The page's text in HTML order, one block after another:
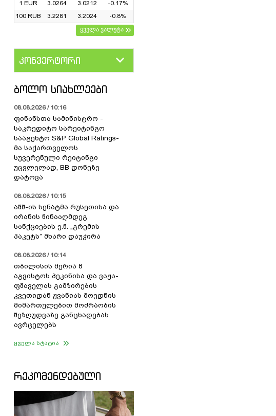
1 EUR
3.0264 3.0212
-0.17%
100 RUB
3.2281 3.2024
-0.8%
ყველა ვალუტა
კონვერტორი
ᲑᲝᲚᲝ ᲡᲘᲐᲮᲚᲔᲔᲑᲘ
08.08.2026 / 10:16
ფინანსთა სამინისტრო -
საკრედიტო სარეიტინგო
სააგენტო S&P Global Ratings-
მა საქართველოს
სუვერენული რეიტინგი
უცვლელად, BB დონეზე
დატოვა
08.08.2026 / 10:15
აშშ-ის სენატმა რუსეთისა და
ირანის წინააღმდეგ
სანქციების ე.წ. „გრემის
პაკეტს” მხარი დაუჭირა
08.08.2026 / 10:14
თბილისის მერია 8
აგვისტოს პეკინისა და ვაჟა-
ფშაველას გამზირების
კვეთიდან ჟვანიას მოედნის
მიმართულებით მოძრაობის
შეზღუდვაზე განცხადებას
ავრცელებს
ყველა სტატია
ᲠᲔᲙᲝᲛᲔᲜᲓᲔᲑᲣᲚᲘ